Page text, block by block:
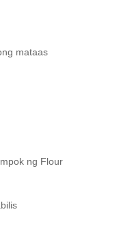
mataas
ng Flour